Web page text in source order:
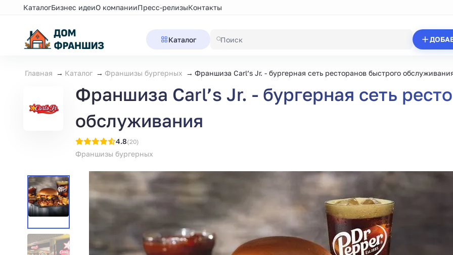
КаталогБизнес идеиО компанииПресс-релизыКонтакты
Каталог
Главная Каталог Франшизы бургерных Франшиза Carl’s Jr. - бургерная сеть ресторанов быстрого
Франшиза Carl’s Jr. - бургерная сеть
обслуживания
4.8(20)
Франшизы бургерных